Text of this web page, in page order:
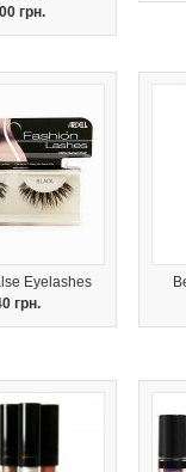
грн.
Eyelashes
грн.